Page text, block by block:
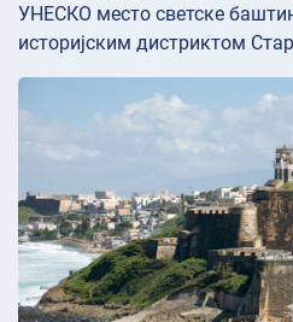
УНЕСКО место светске
историјским дистриктом